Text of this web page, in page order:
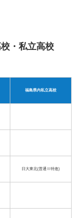
・私立高校
福島県内私立高校
日大東北(普通Ⅱ特進)